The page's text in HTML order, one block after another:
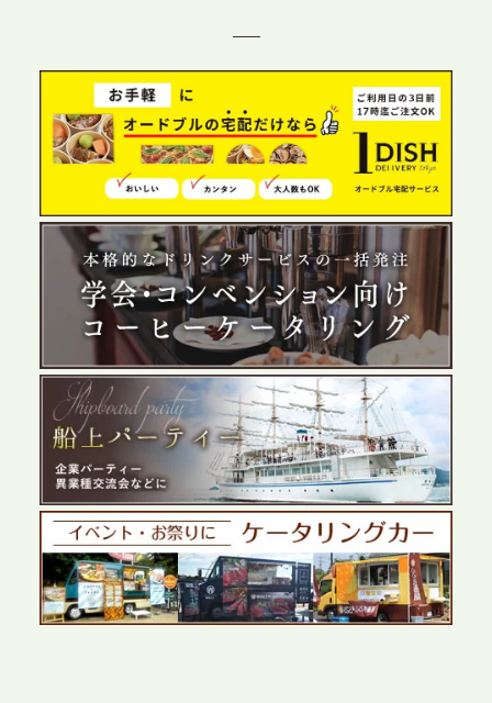
目の展開で、拡大する出張パーティー・ケータリン
2026.6.4
プレスリリースのご案内｜夏の社内親睦が、配属後
の離職防止に。オフィスや会議室で縁日気分を味わ
う「お祭りケータリング」の提供を開始
2026.5.29
プレスリリースのご案内｜ケータリングのセカンド
テーブル、群馬前橋支社を設立。再開発やオフィス
展開が進む前橋エリアの企業ニーズに応え、高品質
なサービスで各種イベント・懇親会をサポート
2026.5.27
プレスリリースのご案内｜ケータリングのセカンド
テーブル、千葉本社を新設。幕張・舞浜の大型イベ
ントから主要都市の社内懇親会まで、現地拠点を活
かしたスムーズな対応を展開
2026.5.22